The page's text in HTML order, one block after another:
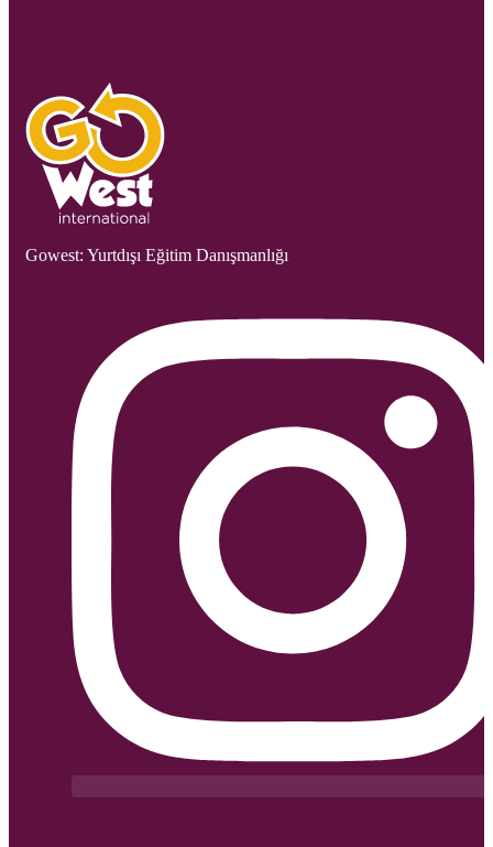
Gowest: Yurtdışı Eğitim Danışmanlığı